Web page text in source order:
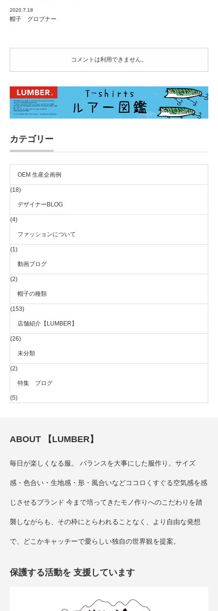
2020.7.18
帽子 グロブナー
コメントは利用できません。
カテゴリー
OEM 生産企画例
(18)
デザイナーBLOG
(4)
ファッションについて
(1)
動画ブログ
(2)
帽子の種類
(153)
店舗紹介【LUMBER】
(26)
未分類
(2)
特集 ブログ
(5)
ABOUT 【LUMBER】
毎日が楽しくなる服。 バランスを大事にした服作り。サイズ
感・色合い・生地感・形・風合いなどココロくすぐる空気感を感
じさせるブランド 今まで培ってきたモノ作りへのこだわりを踏
襲しながらも、その枠にとらわれることなく、より自由な発想
で、どこかキャッチーで愛らしい独自の世界観を提案。
保護する活動を 支援しています